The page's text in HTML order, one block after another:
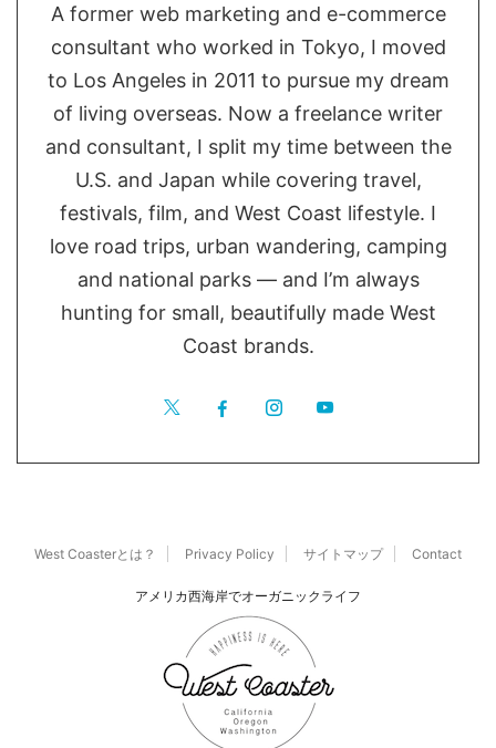
A former web marketing and e-commerce
consultant who worked in Tokyo, I moved
to Los Angeles in 2011 to pursue my dream
of living overseas. Now a freelance writer
and consultant, I split my time between the
U.S. and Japan while covering travel,
festivals, film, and West Coast lifestyle. I
love road trips, urban wandering, camping
and national parks — and I’m always
hunting for small, beautifully made West
Coast brands.
West Coasterとは？ Privacy Policy サイトマップ Contact
アメリカ西海岸でオーガニックライフ